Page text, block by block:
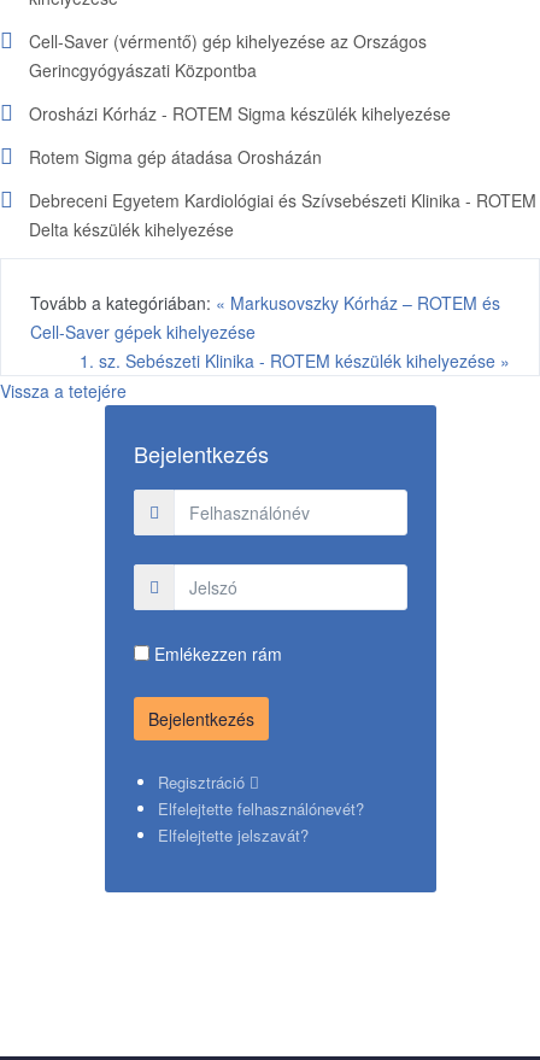
Cell-Saver (vérmentő) gép kihelyezése az Országos
Gerincgyógyászati Központba
Orosházi Kórház - ROTEM Sigma készülék kihelyezése
Rotem Sigma gép átadása Orosházán
Debreceni Egyetem Kardiológiai és Szívsebészeti Klinika - ROTEM
Delta készülék kihelyezése
Tovább a kategóriában: « Markusovszky Kórház – ROTEM és
Cell-Saver gépek kihelyezése
1. sz. Sebészeti Klinika - ROTEM készülék kihelyezése »
Vissza a tetejére
Bejelentkezés
Emlékezzen rám
Regisztráció
Elfelejtette felhasználónevét?
Elfelejtette jelszavát?